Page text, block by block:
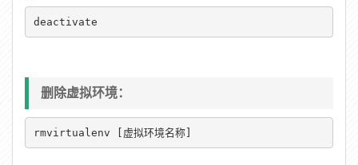
deactivate
删除虚拟环境：
rmvirtualenv [虚拟环境名称]